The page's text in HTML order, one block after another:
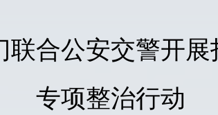
合公安交警开
专项整治行动